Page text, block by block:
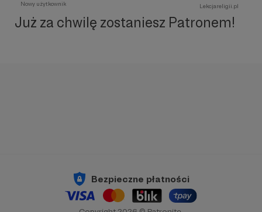
Nowy użytkownik Lekcjareligii.pl
Już za chwilę zostaniesz Patronem!
Bezpieczne płatności